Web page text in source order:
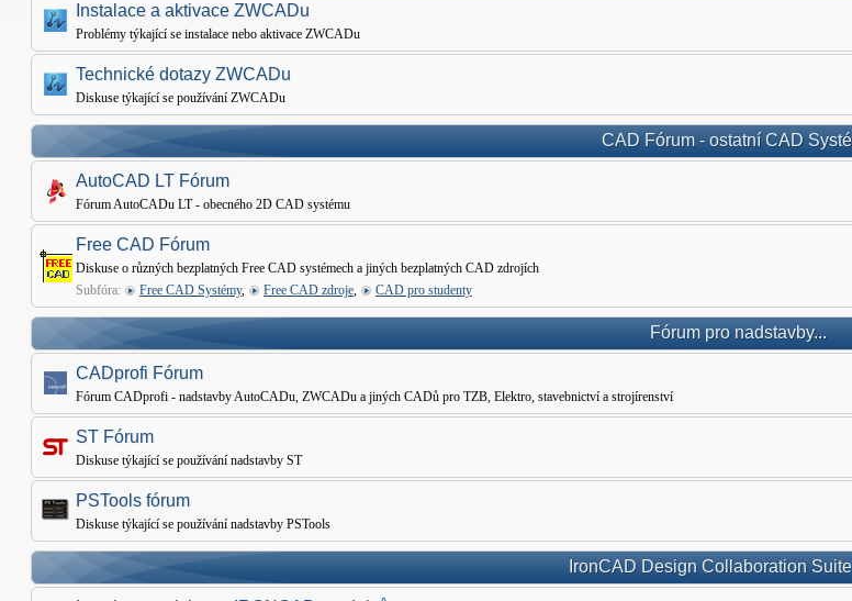
Instalace a aktivace ZWCADu
Problémy týkající se instalace nebo aktivace ZWCADu
Technické dotazy ZWCADu
Diskuse týkající se používání ZWCADu
CAD Fórum - ostatní CAD
AutoCAD LT Fórum
Fórum AutoCADu LT - obecného 2D CAD systému
Free CAD Fórum
Diskuse o různých bezplatných Free CAD systémech a jiných bezplatných CAD zdrojích
Subfóra:
Free CAD Systémy, Free CAD zdroje, CAD pro studenty
Fórum pro nadstavby...
CADprofi Fórum
Fórum CADprofi - nadstavby AutoCADu, ZWCADu a jiných CADů pro TZB, Elektro, stavebnictví a strojírenství
ST Fórum
Diskuse týkající se používání nadstavby ST
PSTools fórum
Diskuse týkající se používání nadstavby PSTools
IronCAD Design Collaboration